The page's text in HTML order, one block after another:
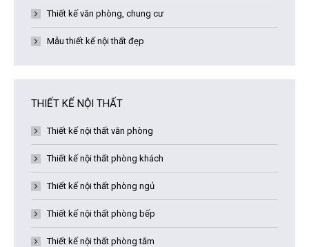
Thiết kế văn phòng, chung cư
Mẫu thiết kế nội thất đẹp
THIẾT KẾ NỘI THẤT
Thiết kế nội thất văn phòng
Thiết kế nội thất phòng khách
Thiết kế nội thất phòng ngủ
Thiết kế nội thất phòng bếp
Thiết kế nội thất phòng tắm